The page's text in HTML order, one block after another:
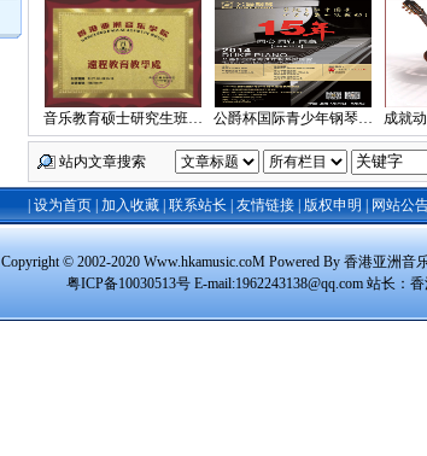
音乐教育硕士研究生班… 公爵杯国际青少年钢琴… 成就
站内文章搜索
设为首页| 加入收藏| 联系站长 友情链接| 版权申明 网站公
Copyright © 2002-2020 Www.hkamusic.coM Powered By 香港亚洲音
粤ICP备10030513号 E-mail:1962243138@qq.com 站长： 香